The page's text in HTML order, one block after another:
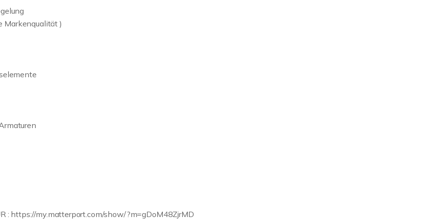
Markenqualität )
: https://my.matterport.com/show/?m=gDoM48ZjrMD